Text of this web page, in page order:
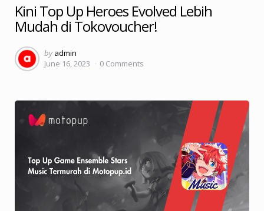
Kini Top Up Heroes Evolved Lebih
Mudah di Tokovoucher!
Posted
by
by admin
June 16, 2023
0 Comments